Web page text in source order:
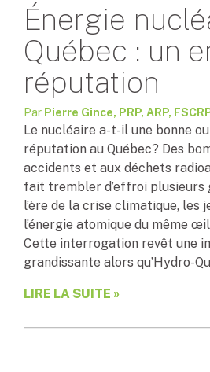
Énergie
Québec : un
réputation
Par Pierre Gince, PRP, ARP,
Le nucléaire a-t-il une bonne
réputation au Québec? Des
accidents et aux déchets
fait trembler d’effroi plusieurs
l’ère de la crise climatique, les
l’énergie atomique du même
Cette interrogation revêt une
grandissante alors qu’Hydro-
LIRE LA SUITE »